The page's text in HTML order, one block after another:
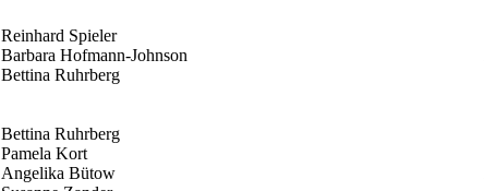
Reinhard Spieler
Barbara Hofmann-Johnson
Bettina Ruhrberg
Bettina Ruhrberg
Pamela Kort
Angelika Bütow